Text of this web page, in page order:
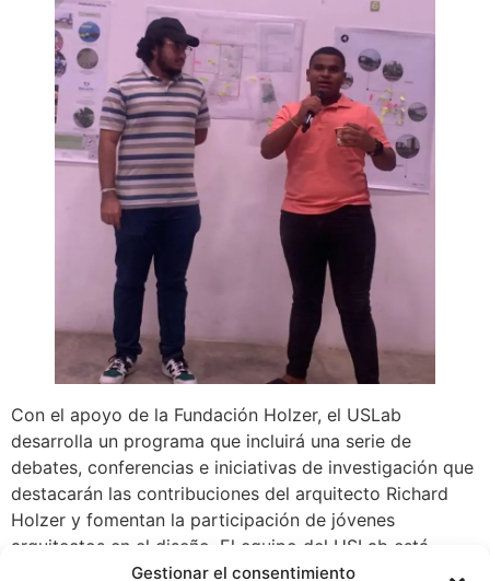
Gestionar el consentimiento
Con el apoyo de la Fundación Holzer, el USLab
desarrolla un programa que incluirá una serie de
debates, conferencias e iniciativas de investigación que
destacarán las contribuciones del arquitecto Richard
Holzer y fomentan la participación de jóvenes
arquitectos en el diseño. El equipo del USLab está
conformado por la Arq Raisa Banfield, Directora de